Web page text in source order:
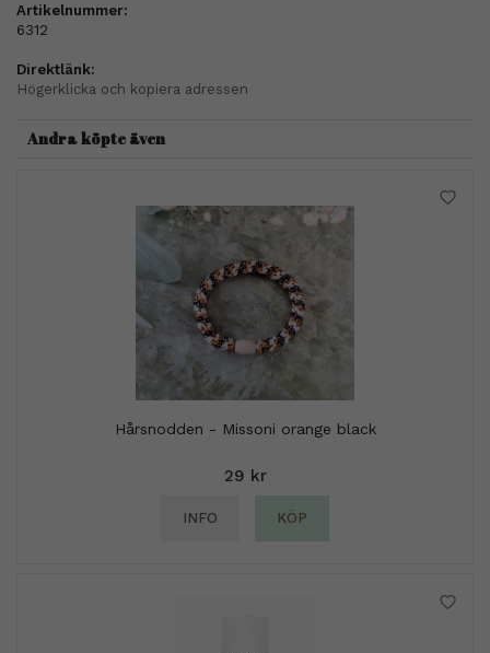
Artikelnummer:
6312
Direktlänk:
Högerklicka och kopiera adressen
Andra köpte även
Hårsnodden - Missoni orange black
29 kr
INFO KÖP